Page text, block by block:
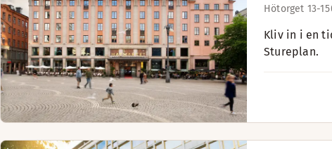
Hötorget 13-15
Kliv in i en
Stureplan.